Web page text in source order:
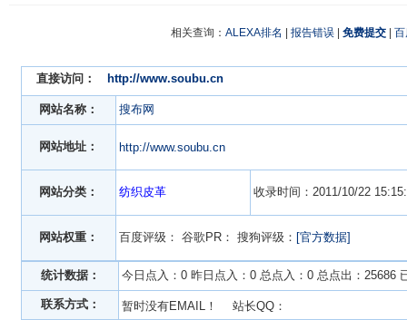
相关查询： ALEXA排名 报告错误 免费提交
直接访问： http://www.soubu.cn
网站名称： 搜布网
网站地址： http://www.soubu.cn
网站分类： 纺织皮革 收录时间：2011/10/22
网站权重： 百度评级： 谷歌PR： 搜狗评级： [官方数据]
统计数据： 今日点入：0 昨日点入：0 总点入：0 总点出：25686
联系方式：
暂时没有EMAIL！ 站长QQ：